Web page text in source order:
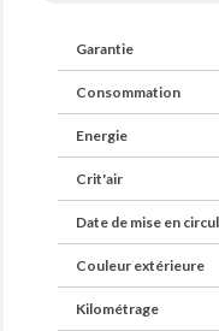
Garantie
Consommation
Energie
Crit'air
Date de mise en
Couleur extérieure
Kilométrage